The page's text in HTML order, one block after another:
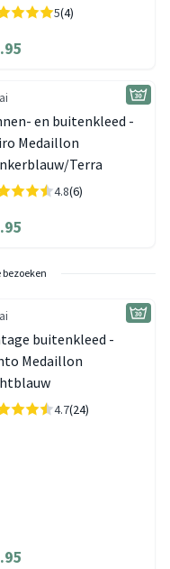
5(4)
en buitenkleed -
Medaillon
Terra
4.8(6)
buitenkleed -
Medaillon
4.7(24)